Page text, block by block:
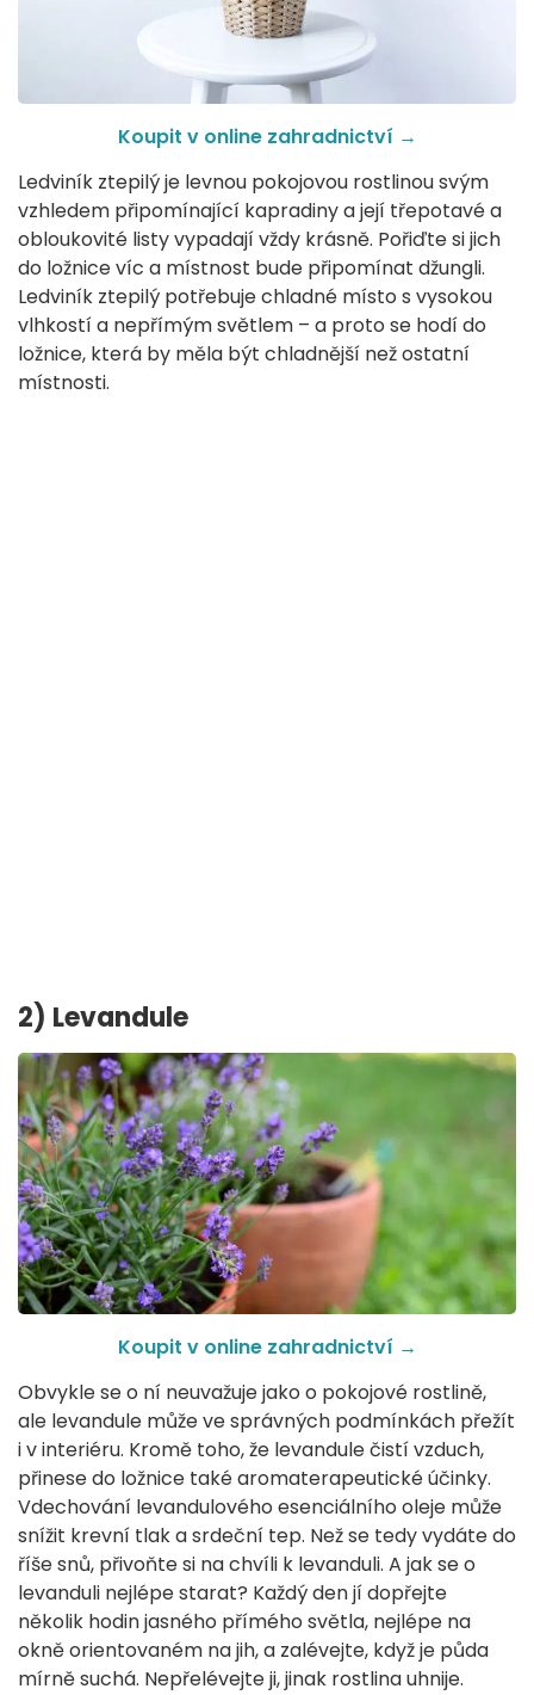
Koupit v online zahradnictví →
Ledviník ztepilý je levnou pokojovou rostlinou svým
vzhledem připomínající kapradiny a její třepotavé a
obloukovité listy vypadají vždy krásně. Pořiďte si jich
do ložnice víc a místnost bude připomínat džungli.
Ledviník ztepilý potřebuje chladné místo s vysokou
vlhkostí a nepřímým světlem – a proto se hodí do
ložnice, která by měla být chladnější než ostatní
místnosti.
2) Levandule
Koupit v online zahradnictví →
Obvykle se o ní neuvažuje jako o pokojové rostlině,
ale levandule může ve správných podmínkách přežít
i v interiéru. Kromě toho, že levandule čistí vzduch,
přinese do ložnice také aromaterapeutické účinky.
Vdechování levandulového esenciálního oleje může
snížit krevní tlak a srdeční tep. Než se tedy vydáte do
říše snů, přivoňte si na chvíli k levanduli. A jak se o
levanduli nejlépe starat? Každý den jí dopřejte
několik hodin jasného přímého světla, nejlépe na
okně orientovaném na jih, a zalévejte, když je půda
mírně suchá. Nepřelévejte ji, jinak rostlina uhnije.